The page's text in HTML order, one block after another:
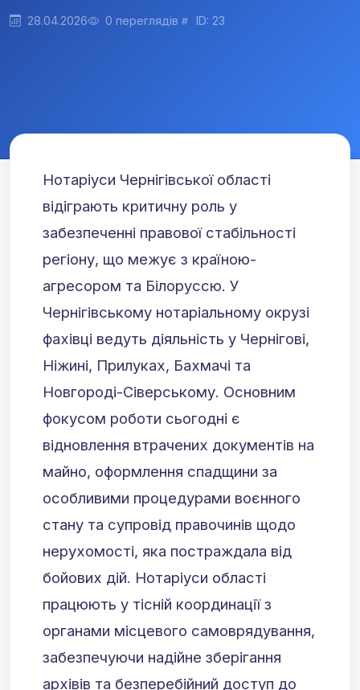
28.04.2026 0 переглядів ID: 23
Нотаріуси Чернігівської області
відіграють критичну роль у
забезпеченні правової стабільності
регіону, що межує з країною-
агресором та Білоруссю. У
Чернігівському нотаріальному окрузі
фахівці ведуть діяльність у Чернігові,
Ніжині, Прилуках, Бахмачі та
Новгороді-Сіверському. Основним
фокусом роботи сьогодні є
відновлення втрачених документів на
майно, оформлення спадщини за
особливими процедурами воєнного
стану та супровід правочинів щодо
нерухомості, яка постраждала від
бойових дій. Нотаріуси області
працюють у тісній координації з
органами місцевого самоврядування,
забезпечуючи надійне зберігання
архівів та безперебійний доступ до